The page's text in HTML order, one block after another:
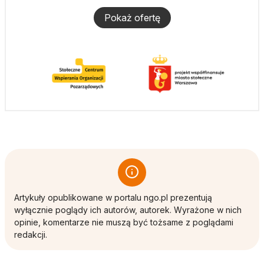
Pokaż ofertę
Artykuły opublikowane w portalu ngo.pl prezentują
wyłącznie poglądy ich autorów, autorek. Wyrażone w nich
opinie, komentarze nie muszą być tożsame z poglądami
redakcji.